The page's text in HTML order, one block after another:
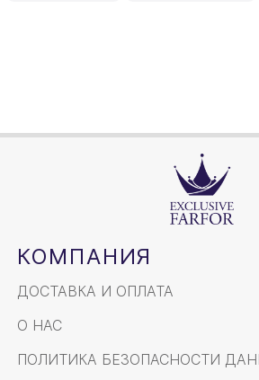
КОМПАНИЯ
ДОСТАВКА И ОПЛАТА
О НАС
ПОЛИТИКА БЕЗОПАСНОСТИ